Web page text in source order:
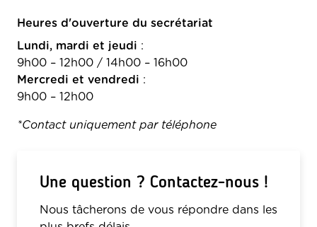
Heures d'ouverture du secrétariat
Lundi, mardi et jeudi :
9h00 – 12h00 / 14h00 – 16h00
Mercredi et vendredi :
9h00 – 12h00
*Contact uniquement par téléphone
Une question ? Contactez-nous !
Nous tâcherons de vous répondre dans les